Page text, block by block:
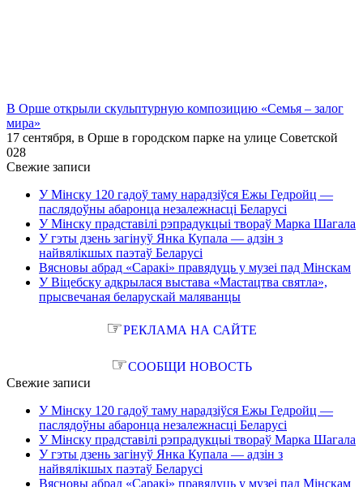
В Орше открыли скульптурную композицию «Семья – залог
мира»
17 сентября, в Орше в городском парке на улице Советской
028
Свежие записи
У Мінску 120 гадоў таму нарадзіўся Ежы Гедройц —
паслядоўны абаронца незалежнасці Беларусі
У Мінску прадставілі рэпрадукцыі твораў Марка Шагала
У гэты дзень загінуў Янка Купала — адзін з
найвялікшых паэтаў Беларусі
Вясновы абрад «Саракі» правядуць у музеі пад Мінскам
У Віцебску адкрылася выстава «Мастацтва святла»,
прысвечаная беларускай маляванцы
☞РЕКЛАМА НА САЙТЕ
☞СООБЩИ НОВОСТЬ
Свежие записи
У Мінску 120 гадоў таму нарадзіўся Ежы Гедройц —
паслядоўны абаронца незалежнасці Беларусі
У Мінску прадставілі рэпрадукцыі твораў Марка Шагала
У гэты дзень загінуў Янка Купала — адзін з
найвялікшых паэтаў Беларусі
Вясновы абрад «Саракі» правядуць у музеі пад Мінскам